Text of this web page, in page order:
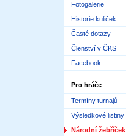
Fotogalerie
Historie kuliček
Časté dotazy
Členství v ČKS
Facebook
Pro hráče
Termíny turnajů
Výsledkové listiny
Národní žebříček